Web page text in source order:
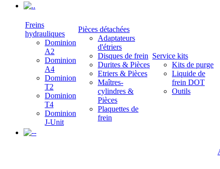
.
Freins
hydrauliques
Dominion
A2
Dominion
A4
Dominion
T2
Dominion
T4
Dominion
J-Unit
Pièces détachées
Adaptateurs
d'étriers
Disques de frein
Durites & Pièces
Etriers & Pièces
Maîtres-
cylindres &
Pièces
Plaquettes de
frein
Service kits
Kits de purge
Liquide de
frein DOT
Outils
-